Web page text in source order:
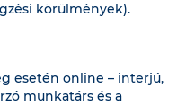
körülmények).
esetén online – interjú,
munkatárs és a